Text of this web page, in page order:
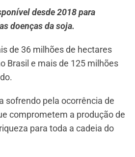
desde 2018 para
doenças da soja.
de 36 milhões de hectares
Brasil e mais de 125 milhões
sofrendo pela ocorrência de
comprometem a produção de
para toda a cadeia do